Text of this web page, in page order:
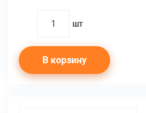
quantity
шт
В корзину